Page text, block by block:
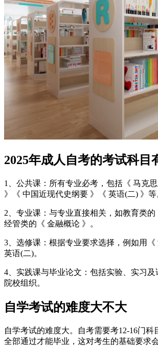
2025年成人自考的考试科目
1‌、公共课‌：所有专业必考，包括《 马克
》《 中国近现代史纲要 》《 英语(二) 》等‌
2、专业课‌：与专业直接相关，如教育类的
经管类的《 金融概论 》。‌
3、选修课‌：根据专业要求选择，例如用
英语(二)。‌
4、实践课与毕业论文‌：包括实验、实习
院校组织‌。
自学考试的难度大不大
自学考试的难度大。自考需要考12-16门科
全部通过才能毕业，‌这对考生的基础要求